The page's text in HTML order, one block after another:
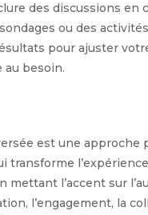
des discussions en
ou des
pour ajuster
au besoin.
est une approche
transforme
mettant l’accent sur
l’engagement, la